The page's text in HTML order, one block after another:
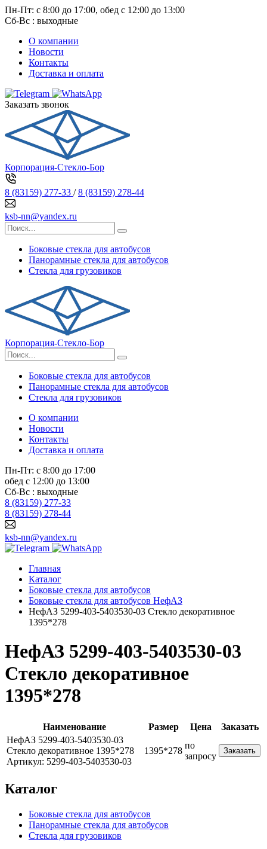
Пн-Пт: с 8:00 до 17:00, обед с 12:00 до 13:00
Сб-Вс : выходные
О компании
Новости
Контакты
Доставка и оплата
Заказать звонок
Корпорация-Стекло-Бор
8 (83159) 277-33 /8 (83159) 278-44
ksb-nn@yandex.ru
Боковые стекла для автобусов
Панорамные стекла для автобусов
Стекла для грузовиков
Корпорация-Стекло-Бор
Боковые стекла для автобусов
Панорамные стекла для автобусов
Стекла для грузовиков
О компании
Новости
Контакты
Доставка и оплата
Пн-Пт: с 8:00 до 17:00
обед с 12:00 до 13:00
Сб-Вс : выходные
8 (83159) 277-33
8 (83159) 278-44
ksb-nn@yandex.ru
Главная
Каталог
Боковые стекла для автобусов
Боковые стекла для автобусов НефАЗ
НефАЗ 5299-403-5403530-03 Стекло декоративное
1395*278
НефАЗ 5299-403-5403530-03
Стекло декоративное
1395*278
Наименование Размер Цена
Заказать
НефАЗ 5299-403-5403530-03
Стекло декоративное 1395*278
Артикул: 5299-403-5403530-03
1395*278
по
запросу
Заказать
Каталог
Боковые стекла для автобусов
Панорамные стекла для автобусов
Стекла для грузовиков